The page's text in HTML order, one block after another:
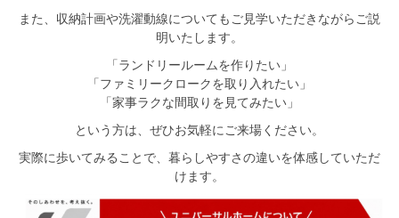
また、収納計画や洗濯動線についてもご見学いただきながらご説
明いたします。
「ランドリールームを作りたい」
「ファミリークロークを取り入れたい」
「家事ラクな間取りを見てみたい」
という方は、ぜひお気軽にご来場ください。
実際に歩いてみることで、暮らしやすさの違いを体感していただ
けます。